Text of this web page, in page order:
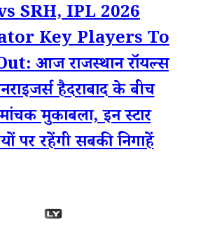
SRH, IPL 2026
Key Players To
आज राजस्थान रॉयल्स
हैदराबाद के बीच
मुकाबला, इन स्टार
पर रहेंगी सबकी निगाहें